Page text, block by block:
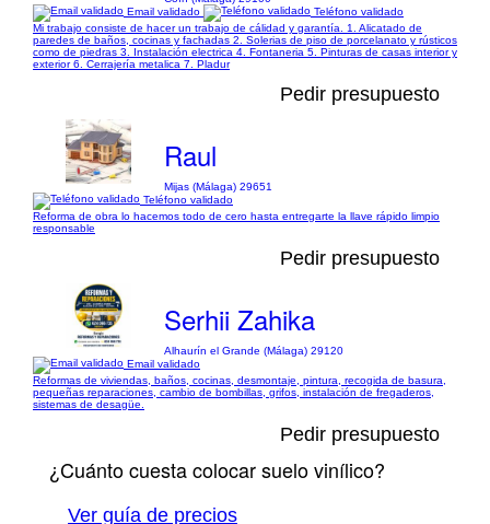
Email validado
Teléfono validado
Mi trabajo consiste de hacer un trabajo de cálidad y garantía. 1. Alicatado de
paredes de baños, cocinas y fachadas 2. Solerias de piso de porcelanato y rústicos
como de piedras 3. Instalación electrica 4. Fontaneria 5. Pinturas de casas interior y
exterior 6. Cerrajería metalica 7. Pladur
Pedir presupuesto
Raul
Mijas (Málaga) 29651
Teléfono validado
Reforma de obra lo hacemos todo de cero hasta entregarte la llave rápido limpio
responsable
Pedir presupuesto
Serhii Zahika
Alhaurín el Grande (Málaga) 29120
Email validado
Reformas de viviendas, baños, cocinas, desmontaje, pintura, recogida de basura,
pequeñas reparaciones, cambio de bombillas, grifos, instalación de fregaderos,
sistemas de desagüe.
Pedir presupuesto
¿Cuánto cuesta colocar suelo vinílico?
Ver guía de precios